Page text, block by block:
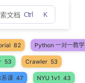
文档 Ctrl K
82 Python 一对一教学
53 Crawler 53
课 47 NYU 1v1 43